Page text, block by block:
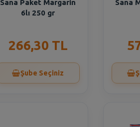
Sana Paket Margarin
6lı 250 gr
266,30 TL
Şube Seçiniz
Sana